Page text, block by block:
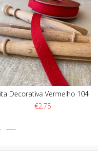
Decorativa Vermelho 104
€2.75